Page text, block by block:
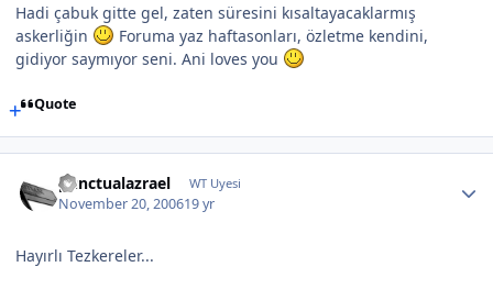
Hadi çabuk gitte gel, zaten süresini kısaltayacaklarmış
askerliğin
Foruma yaz haftasonları, özletme kendini,
gidiyor saymıyor seni. Ani loves you
Quote
punctualazrael WT Uyesi
November 20, 200619 yr
Hayırlı Tezkereler...